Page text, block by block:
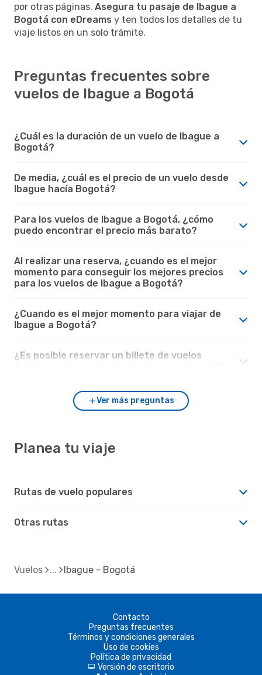
por otras páginas. Asegura tu pasaje de Ibague a
Bogotá con eDreams y ten todos los detalles de tu
viaje listos en un solo trámite.
Preguntas frecuentes sobre
vuelos de Ibague a Bogotá
¿Cuál es la duración de un vuelo de Ibague a
Bogotá?
De media, ¿cuál es el precio de un vuelo desde
Ibague hacía Bogotá?
Para los vuelos de Ibague a Bogotá, ¿cómo
puedo encontrar el precio más barato?
Al realizar una reserva, ¿cuando es el mejor
momento para conseguir los mejores precios
para los vuelos de Ibague a Bogotá?
¿Cuando es el mejor momento para viajar de
Ibague a Bogotá?
¿Es posible reservar un billete de vuelos
Ver más preguntas
Planea tu viaje
Rutas de vuelo populares
Otras rutas
Vuelos Ibague - Bogotá
Contacto
Preguntas frecuentes
Términos y condiciones generales
Uso de cookies
Política de privacidad
d Versión de escritorio